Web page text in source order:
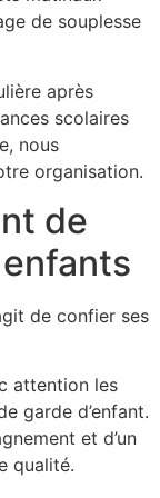
de souplesse
après
scolaires
nous
organisation.
de
de confier ses
attention les
garde d’enfant.
et d’un
qualité.